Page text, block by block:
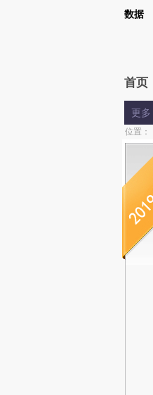
数据
首页
更多
位置：